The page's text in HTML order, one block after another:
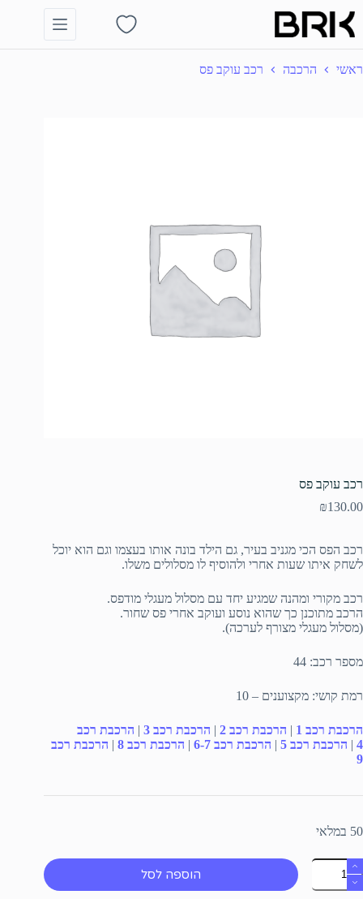
content
Shopping
ראשי
הרכבה רכב עוקב פס
רכב עוקב פס
₪130.00
רכב הפס הכי מגניב בעיר, גם הילד בונה אותו בעצמו וגם הוא יוכל
לשחק איתו שעות אחרי ולהוסיף לו מסלולים משלו.
רכב מקורי ומהנה שמגיע יחד עם מסלול מעגלי מודפס.
הרכב מתוכנן כך שהוא נוסע ועוקב אחרי פס שחור.
(מסלול מעגלי מצורף לערכה).
מספר רכב: 44
רמת קושי: מקצוענים – 10
הרכבת רכב 1 | הרכבת רכב 2 | הרכבת רכב 3 | הרכבת רכב
4
| הרכבת רכב 5 | הרכבת רכב 6-7 | הרכבת רכב 8 | הרכבת רכב
9
50 במלאי
כמות
של
רכב
הוספה לסל